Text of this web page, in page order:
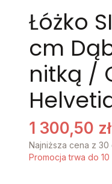
Łóżko
cm
nitką /
1 300,50 zł
Najniższa cena z
Promocja trwa do